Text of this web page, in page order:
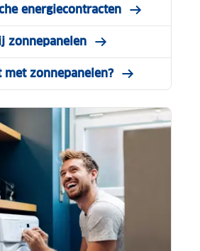
energiecontracten
zonnepanelen
zonnepanelen?